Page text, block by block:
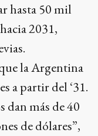
hasta 50 mil
2031,
la Argentina
a partir del ‘31.
más de 40
de dólares”,